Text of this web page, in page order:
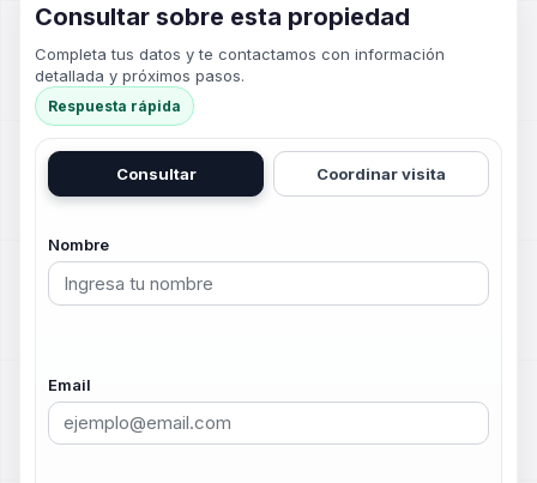
Consultar sobre esta propiedad
Completa tus datos y te contactamos con información
detallada y próximos pasos.
Respuesta rápida
Consultar Coordinar visita
Nombre
Email